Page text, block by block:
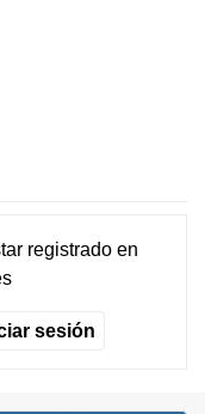
registradoen
sesión